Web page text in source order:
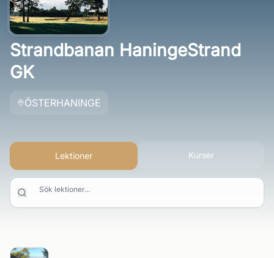
Strandbanan HaningeStrand
GK
ÖSTERHANINGE
Lektioner Kurser
Sök lektioner...